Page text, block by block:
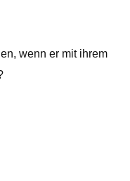
wenn er mit ihrem